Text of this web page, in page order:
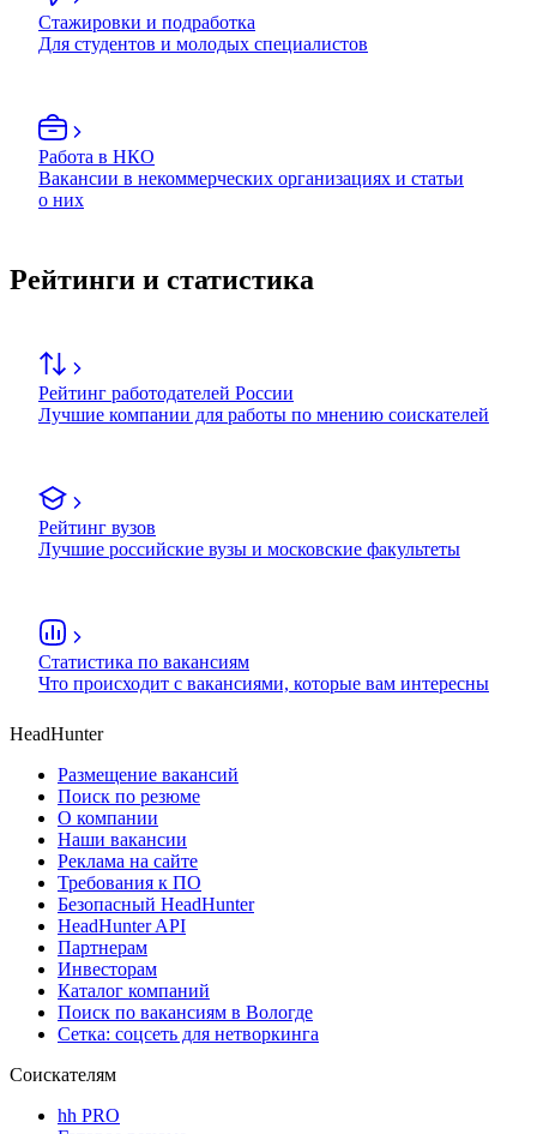
Стажировки и подработка
Для студентов и молодых специалистов
Работа в НКО
Вакансии в некоммерческих организациях и статьи
о них
Рейтинги и статистика
Рейтинг работодателей России
Лучшие компании для работы по мнению соискателей
Рейтинг вузов
Лучшие российские вузы и московские факультеты
Статистика по вакансиям
Что происходит с вакансиями, которые вам интересны
HeadHunter
Размещение вакансий
Поиск по резюме
О компании
Наши вакансии
Реклама на сайте
Требования к ПО
Безопасный HeadHunter
HeadHunter API
Партнерам
Инвесторам
Каталог компаний
Поиск по вакансиям в Вологде
Сетка: соцсеть для нетворкинга
Соискателям
hh PRO